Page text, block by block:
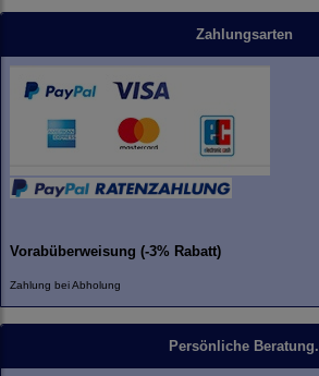
Zahlungsarten
Vorabüberweisung (-3% Rabatt)
Zahlung bei Abholung
Persönliche Beratung.